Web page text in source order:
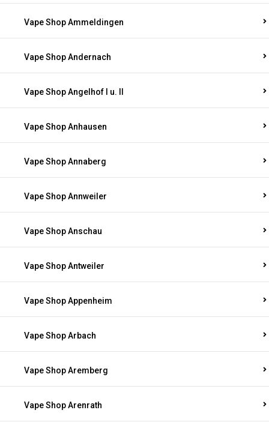
Vape Shop Ammeldingen
Vape Shop Andernach
Vape Shop Angelhof I u. II
Vape Shop Anhausen
Vape Shop Annaberg
Vape Shop Annweiler
Vape Shop Anschau
Vape Shop Antweiler
Vape Shop Appenheim
Vape Shop Arbach
Vape Shop Aremberg
Vape Shop Arenrath